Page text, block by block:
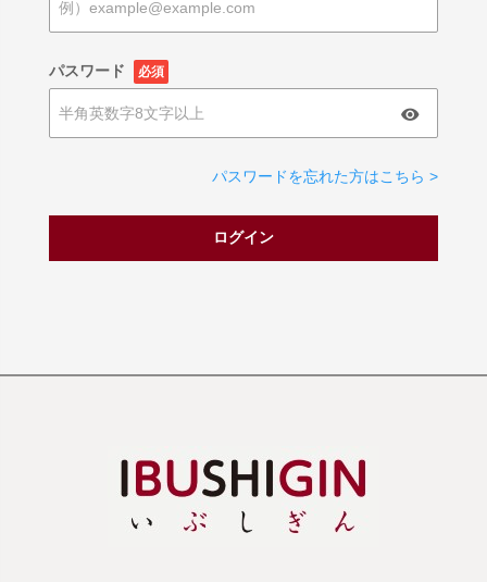
パスワード 必須
パスワードを忘れた方はこちら >
ログイン